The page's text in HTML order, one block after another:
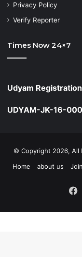
Privacy Policy
Verify Reporter
Times Now 24×7
Udyam
UDYAM-JK-16-
© Copyright 2026, All
Home
about us